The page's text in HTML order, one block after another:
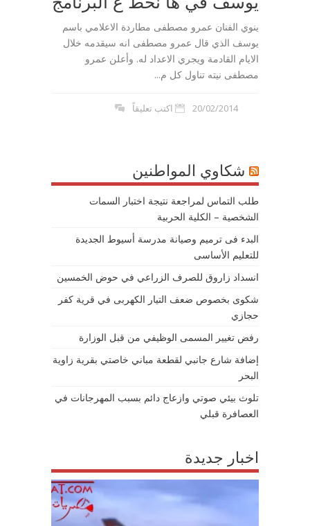
ينوي الفنان عمرو مصطفى مطاردة الاعلامي باسم
يوسف الذي قال عمرو مصطفى انه سيقدمه خلال
الايام القادمة ويجري الاعداد له. وأعلن عمرو
مصطفى نيته تناول كل م...
20/02/2014 اكتب تعليقاً
شكاوي المواطنين
طلب التماس لمراجعة نتيجة اختبار السمات
الشخصية – الكلية الحربية
البدء فى ترميم وصيانة مدرسة أسيوط الجديدة
للتعليم الأساسى
انسداد زاروق للصرف الزراعي في حوض الخمسين
شكوى بخصوص ضعف التيار الكهربى في قرية كفر
حجازي
رفض تغيير المسمى الوظيفي من قبل الوزارة
إضافة شارع جانبي لقطعة مباني خاصتي بقرية زاوية
البحر
تلوث بيئي صوتي وازعاج دائم بسبب المهرجانات في
العصافرة قبلي
اخبار جديدة